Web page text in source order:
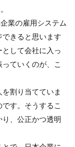
業の雇用システム
きると思います
して会社に入っ
ていくのが、こ
割り当てていま
す。そうするこ
、公正かつ透明